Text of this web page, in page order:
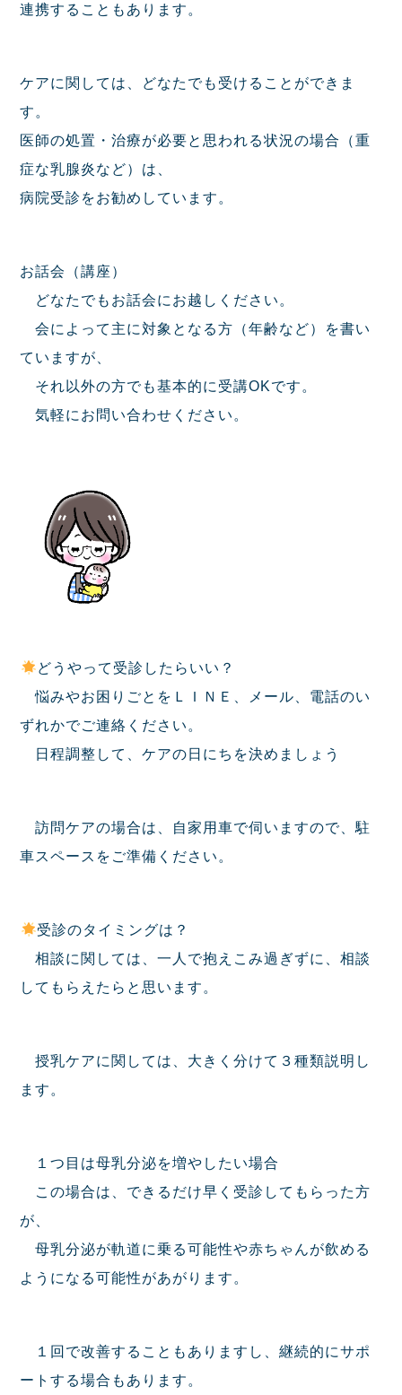
連携することもあります。
ケアに関しては、どなたでも受けることができま
す。
医師の処置・治療が必要と思われる状況の場合（重
症な乳腺炎など）は、
病院受診をお勧めしています。
お話会（講座）
どなたでもお話会にお越しください。
会によって主に対象となる方（年齢など）を書い
ていますが、
それ以外の方でも基本的に受講OKです。
気軽にお問い合わせください。
どうやって受診したらいい？
悩みやお困りごとをＬＩＮＥ、メール、電話のい
ずれかでご連絡ください。
日程調整して、ケアの日にちを決めましょう
訪問ケアの場合は、自家用車で伺いますので、駐
車スペースをご準備ください。
受診のタイミングは？
相談に関しては、一人で抱えこみ過ぎずに、相談
してもらえたらと思います。
授乳ケアに関しては、大きく分けて３種類説明し
ます。
１つ目は母乳分泌を増やしたい場合
この場合は、できるだけ早く受診してもらった方
が、
母乳分泌が軌道に乗る可能性や赤ちゃんが飲める
ようになる可能性があがります。
１回で改善することもありますし、継続的にサポ
ートする場合もあります。